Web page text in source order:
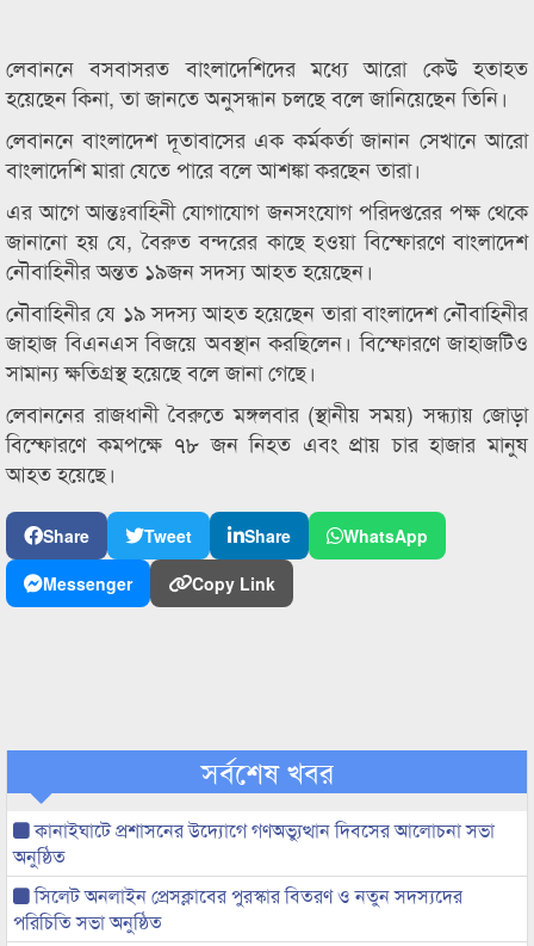
লেবাননে বসবাসরত বাংলাদেশিদের মধ্যে আরো কেউ হতাহত
হয়েছেন কিনা, তা জানতে অনুসন্ধান চলছে বলে জানিয়েছেন তিনি।
লেবাননে বাংলাদেশ দূতাবাসের এক কর্মকর্তা জানান সেখানে আরো
বাংলাদেশি মারা যেতে পারে বলে আশঙ্কা করছেন তারা।
এর আগে আন্তঃবাহিনী যোগাযোগ জনসংযোগ পরিদপ্তরের পক্ষ থেকে
জানানো হয় যে, বৈরুত বন্দরের কাছে হওয়া বিস্ফোরণে বাংলাদেশ
নৌবাহিনীর অন্তত ১৯জন সদস্য আহত হয়েছেন।
নৌবাহিনীর যে ১৯ সদস্য আহত হয়েছেন তারা বাংলাদেশ নৌবাহিনীর
জাহাজ বিএনএস বিজয়ে অবস্থান করছিলেন। বিস্ফোরণে জাহাজটিও
সামান্য ক্ষতিগ্রস্থ হয়েছে বলে জানা গেছে।
লেবাননের রাজধানী বৈরুতে মঙ্গলবার (স্থানীয় সময়) সন্ধ্যায় জোড়া
বিস্ফোরণে কমপক্ষে ৭৮ জন নিহত এবং প্রায় চার হাজার মানুষ
আহত হয়েছে।
Share Tweet Share
WhatsApp
Messenger
Copy Link
সর্বশেষ খবর
কানাইঘাটে প্রশাসনের উদ্যোগে গণঅভ্যুত্থান দিবসের আলোচনা সভা
অনুষ্ঠিত
সিলেট অনলাইন প্রেসক্লাবের পুরস্কার বিতরণ ও নতুন সদস্যদের
পরিচিতি সভা অনুষ্ঠিত